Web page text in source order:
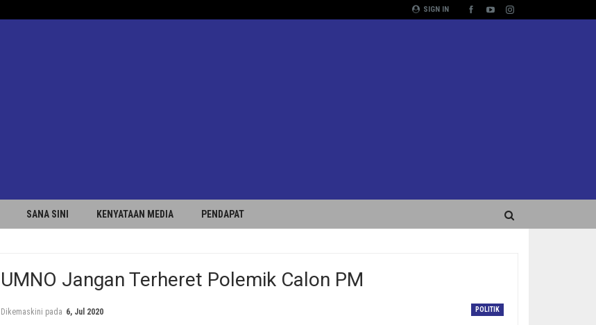
SIGN IN
SANA SINI KENYATAAN MEDIA PENDAPAT
UMNO Jangan Terheret Polemik Calon PM
POLITIK
Dikemaskini pada 6, Jul 2020